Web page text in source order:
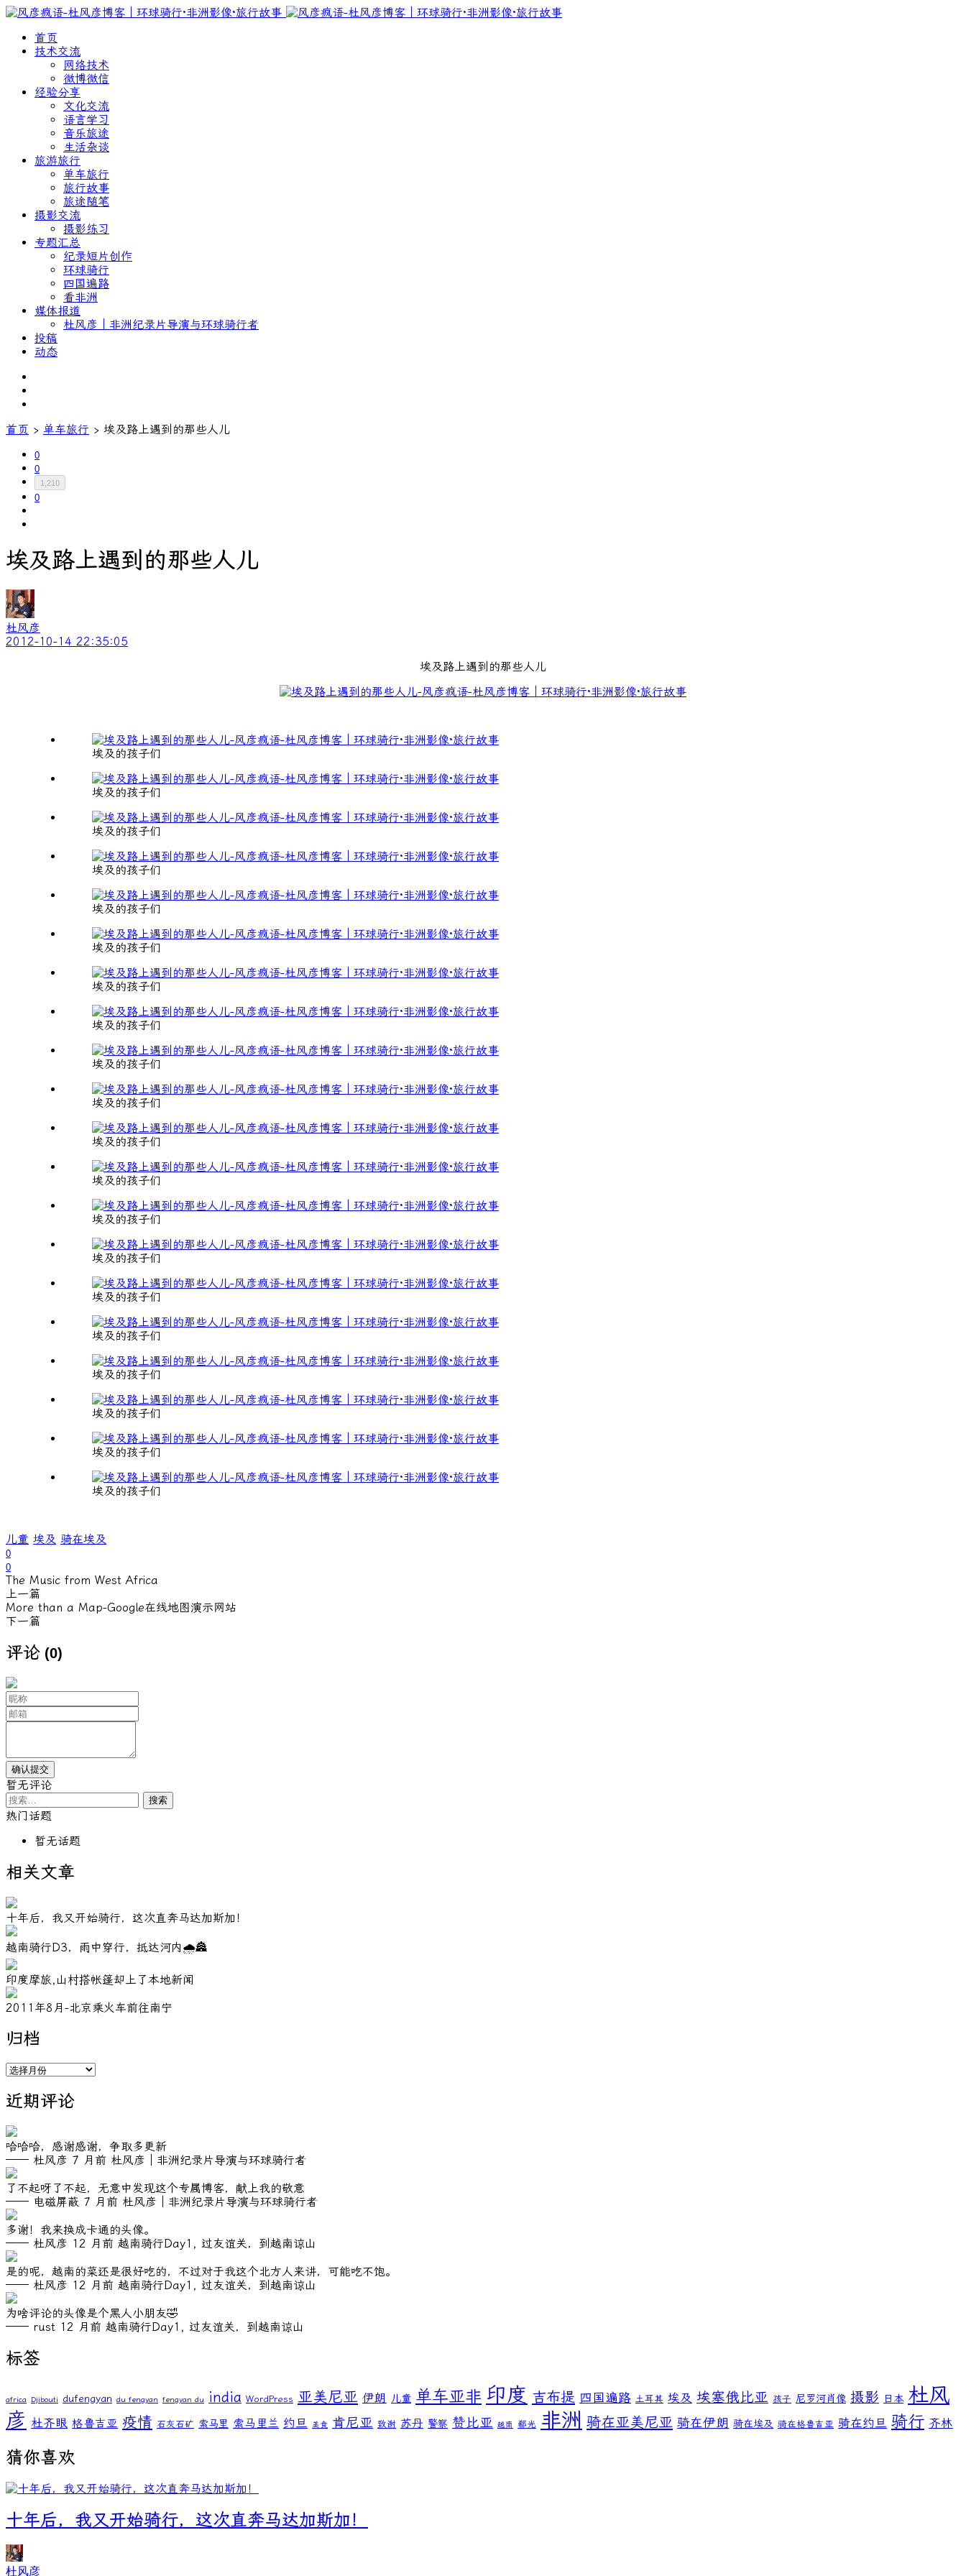
首页
技术交流
网络技术
微博微信
经验分享
文化交流
语言学习
音乐旅途
生活杂谈
旅游旅行
单车旅行
旅行故事
旅途随笔
摄影交流
摄影练习
专题汇总
纪录短片创作
环球骑行
四国遍路
看非洲
媒体报道
杜风彦｜非洲纪录片导演与环球骑行者
投稿
动态
首页 › 单车旅行 › 埃及路上遇到的那些人儿
0
0
1,210
0
埃及路上遇到的那些人儿
杜风彦
2012-10-14 22:35:05
埃及路上遇到的那些人儿
埃及的孩子们
埃及的孩子们
埃及的孩子们
埃及的孩子们
埃及的孩子们
埃及的孩子们
埃及的孩子们
埃及的孩子们
埃及的孩子们
埃及的孩子们
埃及的孩子们
埃及的孩子们
埃及的孩子们
埃及的孩子们
埃及的孩子们
埃及的孩子们
埃及的孩子们
埃及的孩子们
埃及的孩子们
埃及的孩子们
儿童 埃及 骑在埃及
0
0
The Music from West Africa
上一篇
More than a Map-Google在线地图演示网站
下一篇
评论 (0)
暂无评论
搜
索：
热门话题
暂无话题
相关文章
十年后，我又开始骑行，这次直奔马达加斯加！
越南骑行D3，雨中穿行，抵达河内🌧️🏯
印度摩旅,山村搭帐篷却上了本地新闻
2011年8月-北京乘火车前往南宁
归档
归
近期评论
哈哈哈，感谢感谢，争取多更新
—— 杜风彦 7 月前 杜风彦｜非洲纪录片导演与环球骑行者
了不起呀了不起，无意中发现这个专属博客，献上我的敬意
—— 电磁屏蔽 7 月前 杜风彦｜非洲纪录片导演与环球骑行者
多谢！我来换成卡通的头像。
—— 杜风彦 12 月前 越南骑行Day1, 过友谊关，到越南谅山
是的呢，越南的菜还是很好吃的，不过对于我这个北方人来讲，可能吃不饱。
—— 杜风彦 12 月前 越南骑行Day1, 过友谊关，到越南谅山
为啥评论的头像是个黑人小朋友🤣
—— rust 12 月前 越南骑行Day1, 过友谊关，到越南谅山
标签
africa Djibouti dufengyan du fengyan fengyan du india WordPress 亚美尼亚 伊朗 儿童 单车亚非 印度 吉布提 四国遍路 土耳其 埃及 埃塞俄比亚 孩子 尼罗河肖像 摄影 日本 杜风
彦 杜齐眼 格鲁吉亚 疫情 石灰石矿 索马里 索马里兰 约旦 美食 肯尼亚 致谢 苏丹 警察 赞比亚 越南 郗光 非洲 骑在亚美尼亚 骑在伊朗 骑在埃及 骑在格鲁吉亚 骑在约旦 骑行 齐林
猜你喜欢
十年后，我又开始骑行，这次直奔马达加斯加！
杜风彦